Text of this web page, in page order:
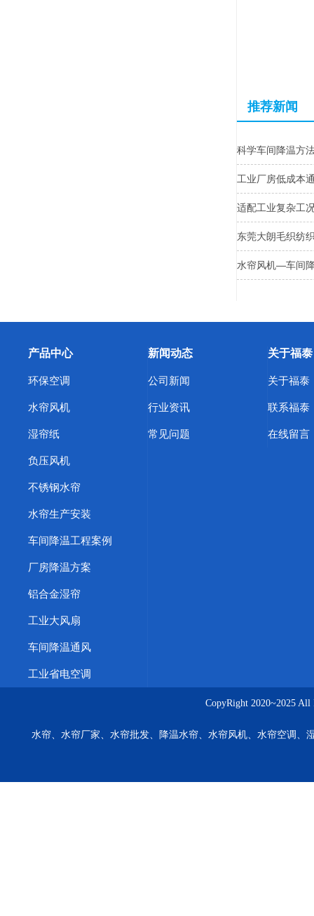
推荐新闻
科学车间降温方
工业厂房低成本
适配工业复杂工
东莞大朗毛织纺
水帘风机—车间
产品中心
环保空调
水帘风机
湿帘纸
负压风机
不锈钢水帘
水帘生产安装
车间降温工程案例
厂房降温方案
铝合金湿帘
工业大风扇
车间降温通风
工业省电空调
新闻动态
公司新闻
行业资讯
常见问题
关于福泰
关于福泰
联系福泰
在线留言
CopyRight 2020~2025
水帘、水帘厂家、水帘批发、降温水帘、水帘风机、水帘空调、